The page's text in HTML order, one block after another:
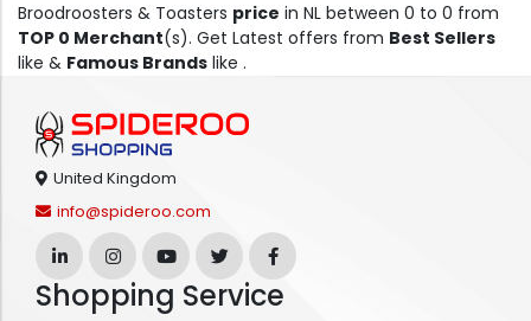
Broodroosters & Toasters price in NL between 0 to 0 from
TOP 0 Merchant(s). Get Latest offers from Best Sellers
like & Famous Brands like .
United Kingdom
info@spideroo.com
Shopping Service